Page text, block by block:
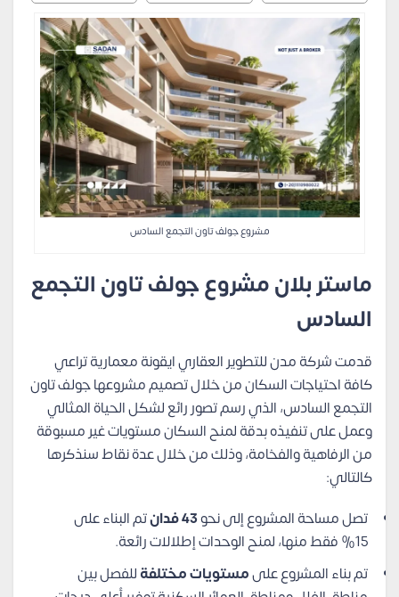
مشروع جولف تاون التجمع السادس
ماستر بلان مشروع جولف تاون التجمع
السادس
قدمت شركة مدن للتطوير العقاري ايقونة معمارية تراعي
كافة احتياجات السكان من خلال تصميم مشروعها جولف تاون
التجمع السادس، الذي رسم تصور رائع لشكل الحياة المثالي
وعمل على تنفيذه بدقة لمنح السكان مستويات غير مسبوقة
من الرفاهية والفخامة، وذلك من خلال عدة نقاط سنذكرها
كالتالي:
تصل مساحة المشروع إلى نحو43 فدان
تم البناء على
15% فقط منها، لمنح الوحدات إطلالات رائعة.
تم بناء المشروع علىمستويات مختلفةللفصل بين